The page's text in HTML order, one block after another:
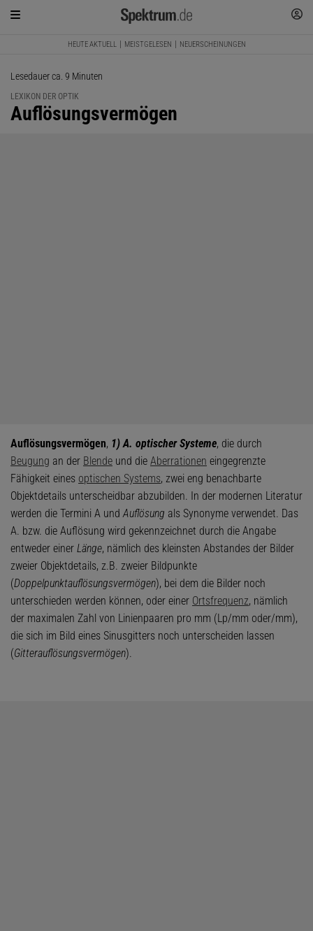
HEUTE AKTUELL MEISTGELESEN NEUERSCHEINUNGEN
Lesedauer ca. 9 Minuten
LEXIKON DER OPTIK
:
Auflösungsvermögen
Auflösungsvermögen, 1) A. optischer Systeme, die durch
Beugung an der Blende und die Aberrationen eingegrenzte
Fähigkeit eines optischen Systems, zwei eng benachbarte
Objektdetails unterscheidbar abzubilden. In der modernen Literatur
werden die Termini A undAuflösung als Synonyme verwendet. Das
A. bzw. die Auflösung wird gekennzeichnet durch die Angabe
entweder einer Länge, nämlich des kleinsten Abstandes der Bilder
zweier Objektdetails, z.B. zweier Bildpunkte
(Doppelpunktauflösungsvermögen), bei dem die Bilder noch
unterschieden werden können, oder einer Ortsfrequenz, nämlich
der maximalen Zahl von Linienpaaren pro mm (Lp/mm oder/mm),
die sich im Bild eines Sinusgitters noch unterscheiden lassen
(Gitterauflösungsvermögen).